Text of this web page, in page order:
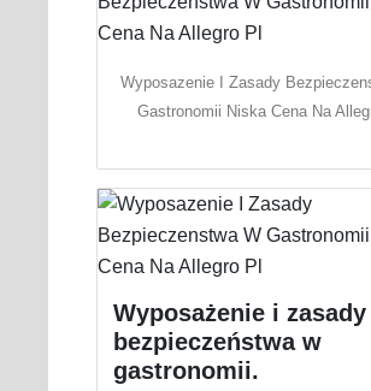
Wyposazenie I Zasady
Gastronomii Niska Cena Na
Wyposażenie i zasady
bezpieczeństwa w
gastronomii.